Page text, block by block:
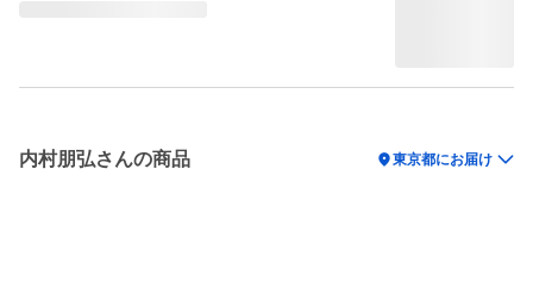
内村朋弘さんの商品 location_on東京都にお届け